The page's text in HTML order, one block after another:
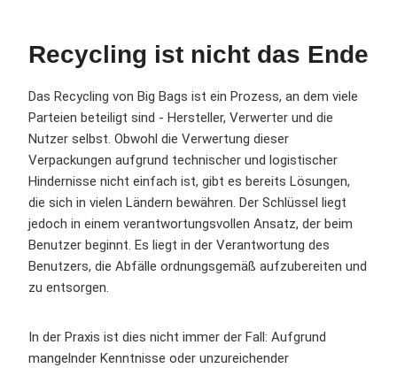
Recycling ist nicht das Ende
Das Recycling von Big Bags ist ein Prozess, an dem viele
Parteien beteiligt sind - Hersteller, Verwerter und die
Nutzer selbst. Obwohl die Verwertung dieser
Verpackungen aufgrund technischer und logistischer
Hindernisse nicht einfach ist, gibt es bereits Lösungen,
die sich in vielen Ländern bewähren. Der Schlüssel liegt
jedoch in einem verantwortungsvollen Ansatz, der beim
Benutzer beginnt. Es liegt in der Verantwortung des
Benutzers, die Abfälle ordnungsgemäß aufzubereiten und
zu entsorgen.
In der Praxis ist dies nicht immer der Fall: Aufgrund
mangelnder Kenntnisse oder unzureichender